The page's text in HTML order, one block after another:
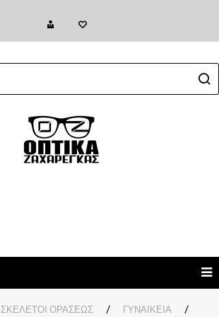
ΣΚΕΛΕΤΟΙ ΟΡΑΣΕΩΣ / ΓΥΝΑΙΚΕΙΑ
/